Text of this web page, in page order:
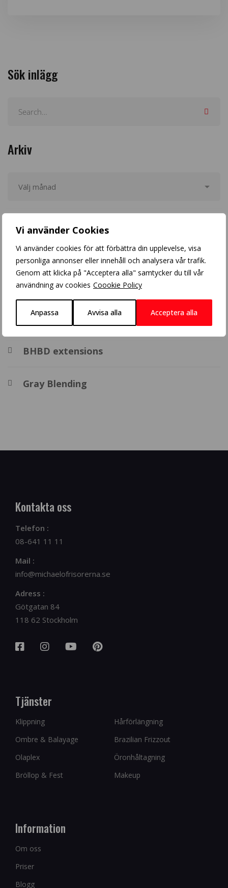
Vi använder Cookies
Vi använder cookies för att förbättra din upplevelse, visa
personliga annonser eller innehåll och analysera vår trafik.
Genom att klicka på "Acceptera alla" samtycker du till vår
användning av cookies Coookie Policy
Anpassa Avvisa alla Acceptera alla
Sök inlägg
Arkiv
Populära inlägg
Blonde balayage
Crazy Color
Balayage
BHBD extensions
Gray Blending
Kontakta oss
Telefon :
08-641 11 11
Mail :
info@michaelofrisorerna.se
Adress :
Götgatan 84
118 62 Stockholm
Tjänster
Klippning
Hårförlängning
Ombre & Balayage
Brazilian Frizzout
Olaplex
Öronhåltagning
Bröllop & Fest
Makeup
Information
Om oss
Priser
Blogg